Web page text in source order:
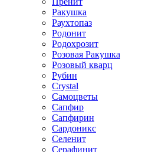
Ракушка
Раухтопаз
Родонит
Родохрозит
Розовая Ракушка
Розовый кварц
Рубин
Сrystal
Самоцветы
Сапфир
Сапфирин
Сардоникс
Селенит
Серафинит